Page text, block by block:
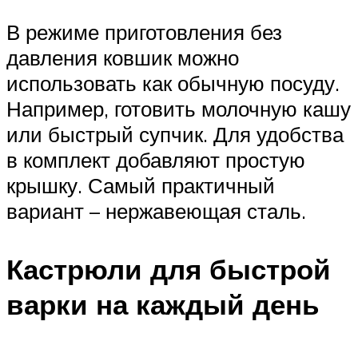
В режиме приготовления без
давления ковшик можно
использовать как обычную посуду.
Например, готовить молочную кашу
или быстрый супчик. Для удобства
в комплект добавляют простую
крышку. Самый практичный
вариант – нержавеющая сталь.
Кастрюли для быстрой
варки на каждый день